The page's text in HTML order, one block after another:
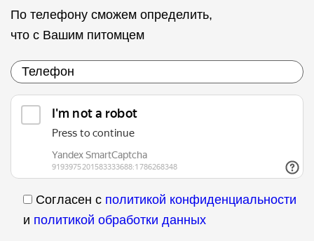
По телефону сможем определить,
что с Вашим питомцем
Согласен с политикой конфиденциальности
и политикой обработки данных